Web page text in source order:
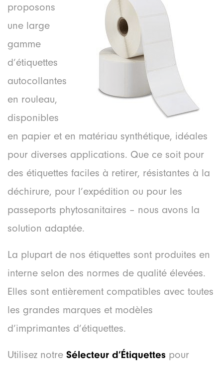
proposons
une large
gamme
d’étiquettes
autocollantes
en rouleau,
disponibles
en papier et en matériau synthétique, idéales
pour diverses applications. Que ce soit pour
des étiquettes faciles à retirer, résistantes à la
déchirure, pour l’expédition ou pour les
passeports phytosanitaires – nous avons la
solution adaptée.
La plupart de nos étiquettes sont produites en
interne selon des normes de qualité élevées.
Elles sont entièrement compatibles avec toutes
les grandes marques et modèles
d’imprimantes d’étiquettes.
Utilisez notre Sélecteur d’Étiquettes pour